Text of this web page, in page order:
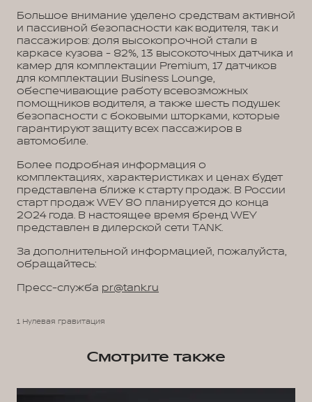
Большое внимание уделено средствам активной
и пассивной безопасности как водителя, так и
пассажиров: доля высокопрочной стали в
каркасе кузова - 82%, 13 высокоточных датчика и
камер для комплектации Premium, 17 датчиков
для комплектации Business Lounge,
обеспечивающие работу всевозможных
помощников водителя, а также шесть подушек
безопасности с боковыми шторками, которые
гарантируют защиту всех пассажиров в
автомобиле.
Более подробная информация о
комплектациях, характеристиках и ценах будет
представлена ближе к старту продаж. В России
старт продаж WEY 80 планируется до конца
2024 года. В настоящее время бренд WEY
представлен в дилерской сети TANK.
За дополнительной информацией, пожалуйста,
обращайтесь:
Пресс-служба pr@tank.ru
1 Нулевая гравитация
Смотрите также